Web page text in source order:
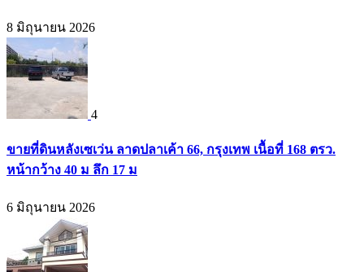
8 มิถุนายน 2026
4
ขายที่ดินหลังเซเว่น ลาดปลาเค้า 66, กรุงเทพ เนื้อที่ 168 ตรว.
หน้ากว้าง 40 ม ลึก 17 ม
6 มิถุนายน 2026